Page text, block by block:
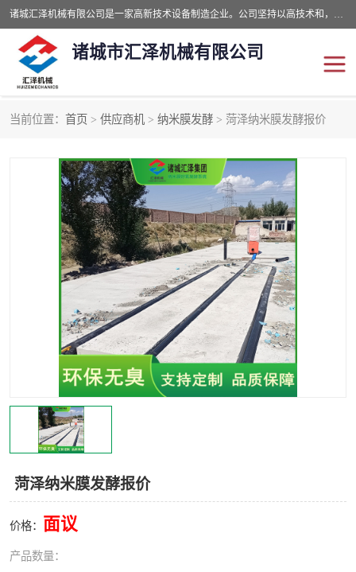
诸城汇泽机械有限公司是一家高新技术设备制造企业。公司坚持以高技术和，高服务于用户，以的环保机械制造设备赢的用户的信赖。现在主要生产死亡畜禽无害化处理和立式和卧式有机肥设备，搅拌机，烘干机，高温发酵机等。污水处理设备，固液分离机。气浮机，化制机等。公司秉承品质，用户至上，科技创新的经营理。
诸城市汇泽机械有限公司
当前位置： 首页 > 供应商机 > 纳米膜发酵 > 菏泽纳米膜发酵报价
菏泽纳米膜发酵报价
价格： 面议
产品数量：
鸡粪发酵机 有机肥设备
纳米膜好氧发酵堆肥机 粪污烘干酶体机
膜式堆肥机 纳米膜发酵
分子膜堆肥仓
分子膜发酵堆肥设备